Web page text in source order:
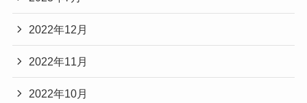
2022年12月
2022年11月
2022年10月